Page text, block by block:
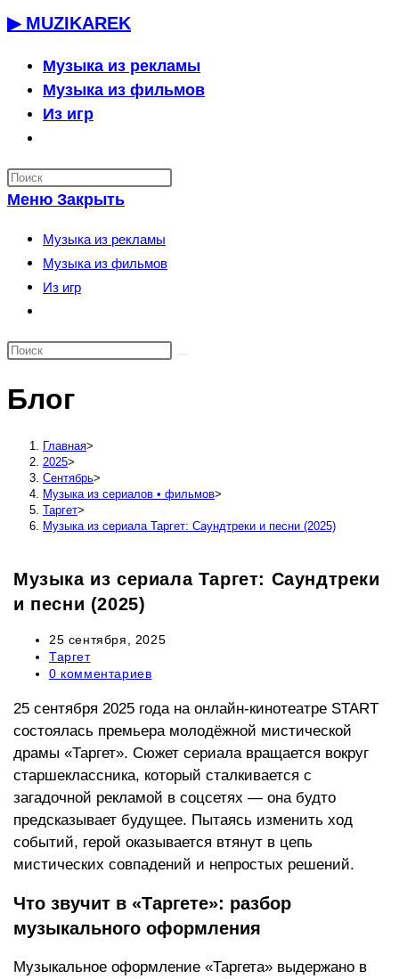
Перейти
содержимому
▶ MUZIKAREK
Музыка из рекламы
Музыка из фильмов
Из игр
по
веб-
сайту
Меню Закрыть
Музыка из рекламы
Музыка из фильмов
Из игр
по
сайту
Блог
Главная>
2025>
Сентябрь>
Музыка из сериалов • фильмов>
Таргет>
Музыка из сериала Таргет: Саундтреки и песни (2025)
Музыка из сериала Таргет: Саундтреки
и песни (2025)
Запись
опубликована:
25 сентября, 2025
Рубрика
записи:
Таргет
Комментарии
записи:
0 комментариев
25 сентября 2025 года на онлайн-кинотеатре START
состоялась премьера молодёжной мистической
драмы «Таргет». Сюжет сериала вращается вокруг
старшеклассника, который сталкивается с
загадочной рекламой в соцсетях — она будто
предсказывает будущее. Пытаясь изменить ход
событий, герой оказывается втянут в цепь
мистических совпадений и непростых решений.
Что звучит в «Таргете»: разбор
музыкального оформления
Музыкальное оформление «Таргета» выдержано в